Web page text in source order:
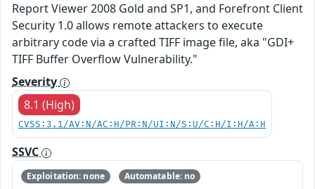
Report Viewer 2008 Gold and SP1, and Forefront Client
Security 1.0 allows remote attackers to execute
arbitrary code via a crafted TIFF image file, aka "GDI+
TIFF Buffer Overflow Vulnerability."
Severity
8.1 (High)
CVSS:3.1/AV:N/AC:H/PR:N/UI:N/S:U/C:H/I:H/A:H
SSVC
Exploitation: none
Automatable: no